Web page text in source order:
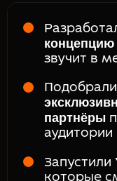
концепцию
звучит в
партнёры
аудитории
Запустили
которые